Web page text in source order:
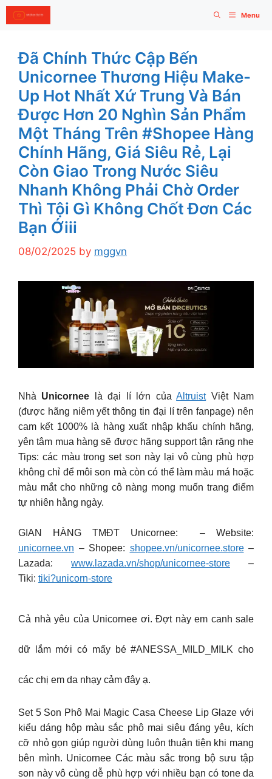
Skip
to
Menu
Đã Chính Thức Cập Bến
Unicornee Thương Hiệu Make-
Up Hot Nhất Xứ Trung Và Bán
Được Hơn 20 Nghìn Sản Phẩm
Một Tháng Trên #shopee Hàng
Chính Hãng, Giá Siêu Rẻ, Lại
Còn Giao Trong Nước Siêu
Nhanh Không Phải Chờ Order
Thì Tội Gì Không Chốt Đơn Các
Bạn Ớiii
08/02/2025 by mggvn
Nhà Unicornee là đại lí lớn củaAltruistViệt Nam
(được hãng niêm yết thông tin đại lí trên fanpage) nên
cam kết 1000% là hàng xuất nhập khẩu chính hãng,
yên tâm mua hàng sẽ được hãng support tận răng nhe
Tips: các màu trong set son này lại vô cùng phù hợp
không chỉ để môi son mà còn có thể làm màu má hoặc
màu mắt cho những cô nàng mong muốn trang điểm
tự nhiên hằng ngày.
GIAN HÀNG TMĐT Unicornee: – Website:
unicornee.vn – Shopee: shopee.vn/unicornee.store–
Lazada: www.lazada.vn/shop/unicornee-store –
Tiki: tiki?unicorn-store
Cả nhà yêu của Unicornee ơi. Đợt này em canh sale
dữ lắm mới có mấy bé #ANESSA_MILD_MILK cho
các chị em da nhạy cảm đây ạ.
Set 5 Son Phô Mai Magic Casa Cheese Lip Glaze với
kiểu dáng hộp màu sắc phô mai siêu đáng yêu, kích
cỡ nhỏ gọn giúp người dùng luôn thuận tiện khi mang
bên mình. Unicornee Các màu sắc trong bộ sưu tập
son này vô cùng dễ phù hợp với nhiều bạn có tone da